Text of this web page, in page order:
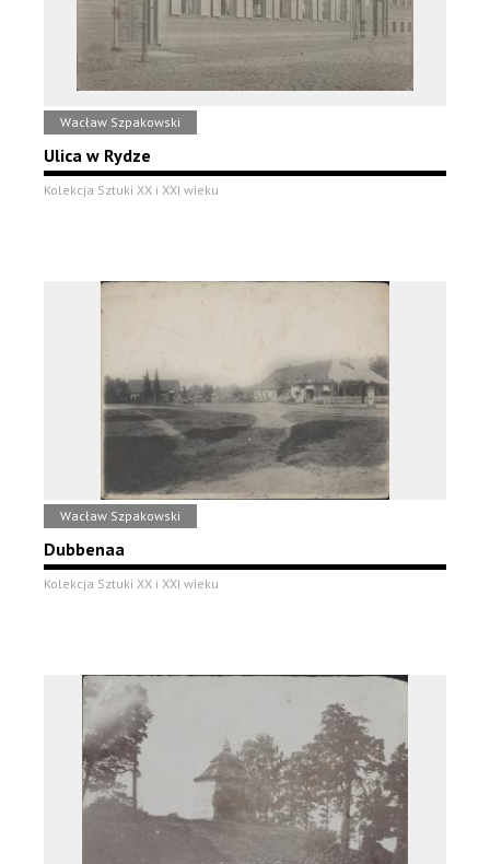
Wacław Szpakowski
Ulica w Rydze
Kolekcja Sztuki XX i XXI wieku
Wacław Szpakowski
Dubbenaa
Kolekcja Sztuki XX i XXI wieku